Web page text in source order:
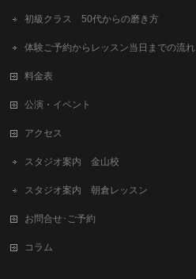
初級クラス 50代からの磨き方
体験ご予約からレッスン当日までの流れ
料金表
公演・イベント
アクセス
スタジオ案内 金山校
スタジオ案内 朝倉レッスン
お問合せ･ご予約
コラム